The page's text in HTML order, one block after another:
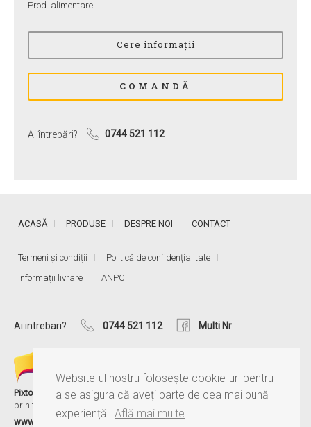
Website-ul nostru folosește cookie-uri pentru
a se asigura că aveți parte de cea mai bună
experiență. Află mai multe
Prod. alimentare
Ai întrebări? 0744 521 112
ACASĂ PRODUSE DESPRE NOI CONTACT
Termeni și condiţii
Politică de confidențialitate
Informaţii livrare
ANPC
Ai intrebari? 0744 521 112 Multi Nr
Pixtory
este serviciul MultiNr, care îți păstrează amintirile aproape,
prin fotografii și albume personalizate.
www.pixtory.ro